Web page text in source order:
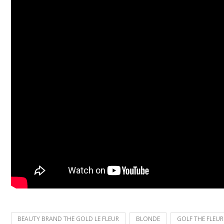
BEAUTY BRAND THE GOLD LE FLEUR BLONDE GOLF THE FLEUR